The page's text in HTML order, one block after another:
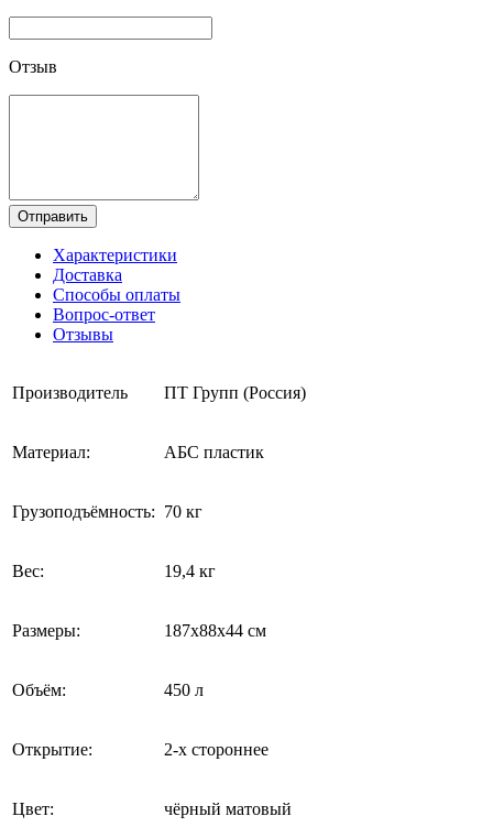
Отзыв
Отправить
Характеристики
Доставка
Способы оплаты
Вопрос-ответ
Отзывы
Производитель ПТ Групп (Россия)
Материал: АБС пластик
Грузоподъёмность: 70 кг
Вес: 19,4 кг
Размеры: 187х88х44 см
Объём: 450 л
Открытие: 2-х стороннее
Цвет: чёрный матовый